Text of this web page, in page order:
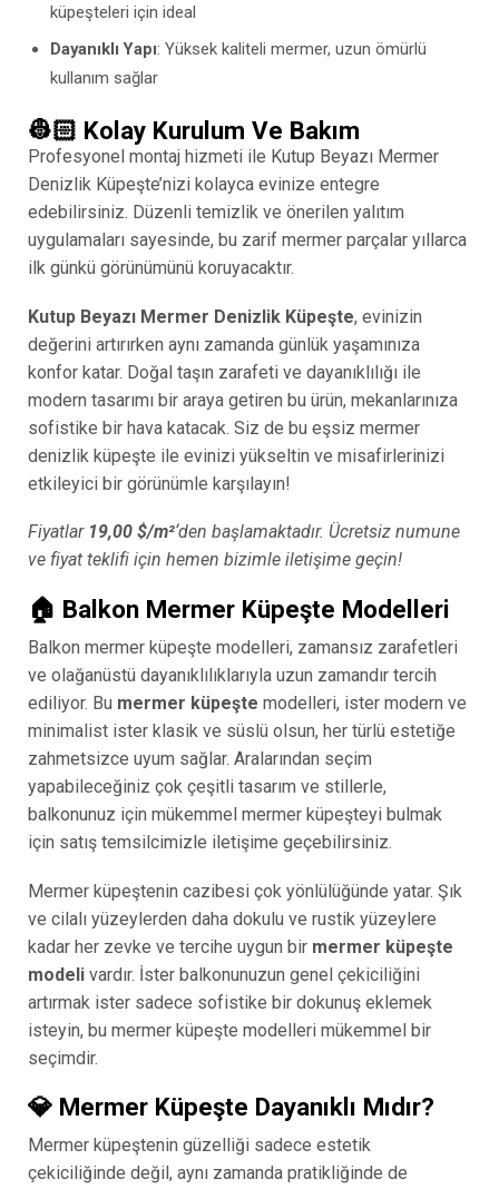
küpeşteleri için ideal
Dayanıklı Yapı: Yüksek kaliteli mermer, uzun ömürlü
kullanım sağlar
👷🏻 Kolay Kurulum Ve Bakım
Profesyonel montaj hizmeti ile Kutup Beyazı Mermer
Denizlik Küpeşte’nizi kolayca evinize entegre
edebilirsiniz. Düzenli temizlik ve önerilen yalıtım
uygulamaları sayesinde, bu zarif mermer parçalar yıllarca
ilk günkü görünümünü koruyacaktır.
Kutup Beyazı Mermer Denizlik Küpeşte, evinizin
değerini artırırken aynı zamanda günlük yaşamınıza
konfor katar. Doğal taşın zarafeti ve dayanıklılığı ile
modern tasarımı bir araya getiren bu ürün, mekanlarınıza
sofistike bir hava katacak. Siz de bu eşsiz mermer
denizlik küpeşte ile evinizi yükseltin ve misafirlerinizi
etkileyici bir görünümle karşılayın!
Fiyatlar 19,00 $/m²‘den başlamaktadır. Ücretsiz numune
ve fiyat teklifi için hemen bizimle iletişime geçin!
🏠 Balkon Mermer Küpeşte Modelleri
Balkon mermer küpeşte modelleri, zamansız zarafetleri
ve olağanüstü dayanıklılıklarıyla uzun zamandır tercih
ediliyor. Bu mermer küpeşte modelleri, ister modern ve
minimalist ister klasik ve süslü olsun, her türlü estetiğe
zahmetsizce uyum sağlar. Aralarından seçim
yapabileceğiniz çok çeşitli tasarım ve stillerle,
balkonunuz için mükemmel mermer küpeşteyi bulmak
için satış temsilcimizle iletişime geçebilirsiniz.
Mermer küpeştenin cazibesi çok yönlülüğünde yatar. Şık
ve cilalı yüzeylerden daha dokulu ve rustik yüzeylere
kadar her zevke ve tercihe uygun bir mermer küpeşte
modeli vardır. İster balkonunuzun genel çekiciliğini
artırmak ister sadece sofistike bir dokunuş eklemek
isteyin, bu mermer küpeşte modelleri mükemmel bir
seçimdir.
💎 Mermer Küpeşte Dayanıklı Mıdır?
Mermer küpeştenin güzelliği sadece estetik
çekiciliğinde değil, aynı zamanda pratikliğinde de